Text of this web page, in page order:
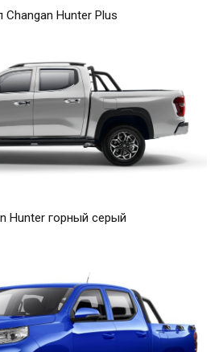
Changan Hunter Plus
Hunter горный серый